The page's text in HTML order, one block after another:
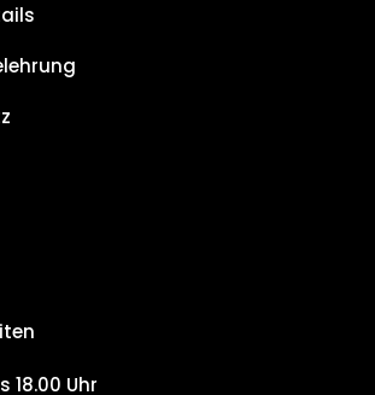
18.00 Uhr